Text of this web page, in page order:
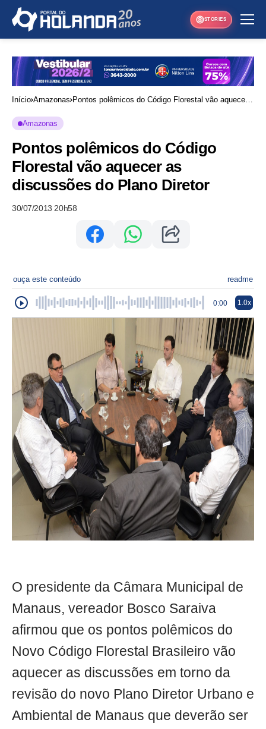
STORIES
Início Amazonas Pontos polêmicos do Código Florestal vão aquecer
Amazonas
Pontos polêmicos do Código
Florestal vão aquecer as
discussões do Plano Diretor
30/07/2013 20h58
ouça este conteúdo readme
0:00 1.0x
O presidente da Câmara Municipal de
Manaus, vereador Bosco Saraiva
afirmou que os pontos polêmicos do
Novo Código Florestal Brasileiro vão
aquecer as discussões em torno da
revisão do novo Plano Diretor Urbano e
Ambiental de Manaus que deverão ser